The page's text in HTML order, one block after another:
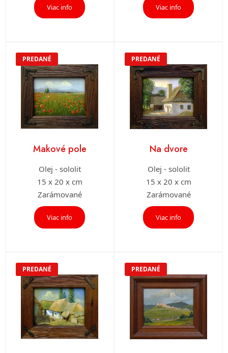
Viac info Viac info
PREDANÉ
Makové pole
Olej - sololit
15 x 20 x cm
Zarámované
Viac info
PREDANÉ
Na dvore
Olej - sololit
15 x 20 x cm
Zarámované
Viac info
PREDANÉ PREDANÉ